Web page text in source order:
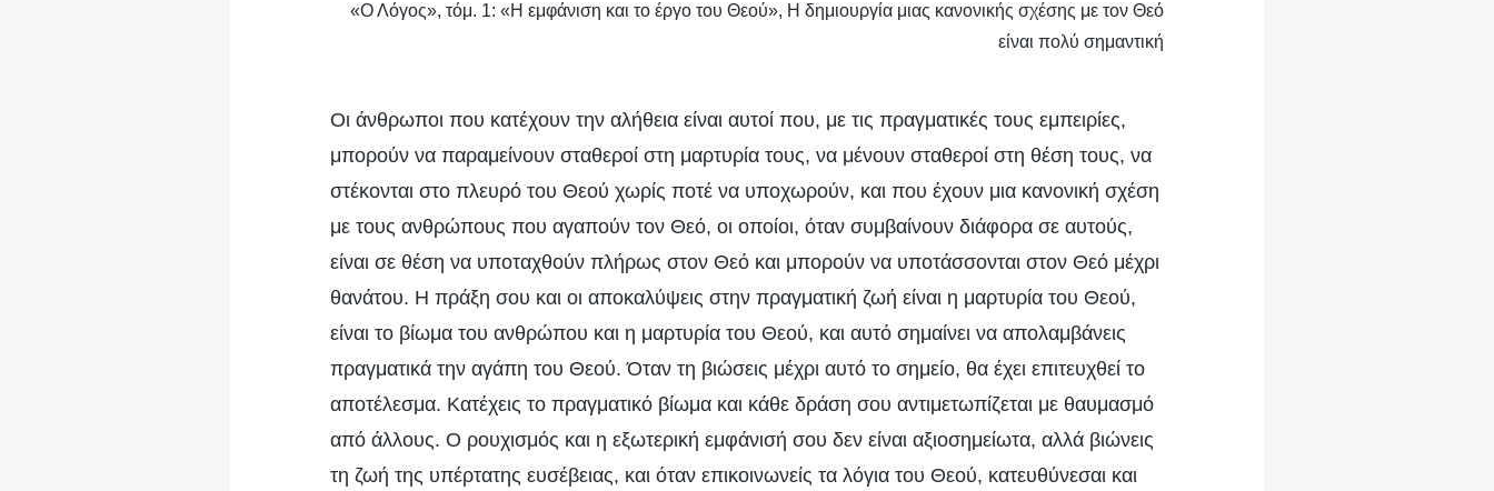
«Ο Λόγος», τόμ. 1: «Η εμφάνιση και το έργο του Θεού», Η δημιουργία μιας κανονικής σχέσης με τον Θεό
είναι πολύ σημαντική
Οι άνθρωποι που κατέχουν την αλήθεια είναι αυτοί που, με τις πραγματικές τους εμπειρίες,
μπορούν να παραμείνουν σταθεροί στη μαρτυρία τους, να μένουν σταθεροί στη θέση τους, να
στέκονται στο πλευρό του Θεού χωρίς ποτέ να υποχωρούν, και που έχουν μια κανονική σχέση
με τους ανθρώπους που αγαπούν τον Θεό, οι οποίοι, όταν συμβαίνουν διάφορα σε αυτούς,
είναι σε θέση να υποταχθούν πλήρως στον Θεό και μπορούν να υποτάσσονται στον Θεό μέχρι
θανάτου. Η πράξη σου και οι αποκαλύψεις στην πραγματική ζωή είναι η μαρτυρία του Θεού,
είναι το βίωμα του ανθρώπου και η μαρτυρία του Θεού, και αυτό σημαίνει να απολαμβάνεις
πραγματικά την αγάπη του Θεού. Όταν τη βιώσεις μέχρι αυτό το σημείο, θα έχει επιτευχθεί το
αποτέλεσμα. Κατέχεις το πραγματικό βίωμα και κάθε δράση σου αντιμετωπίζεται με θαυμασμό
από άλλους. Ο ρουχισμός και η εξωτερική εμφάνισή σου δεν είναι αξιοσημείωτα, αλλά βιώνεις
τη ζωή της υπέρτατης ευσέβειας, και όταν επικοινωνείς τα λόγια του Θεού, κατευθύνεσαι και